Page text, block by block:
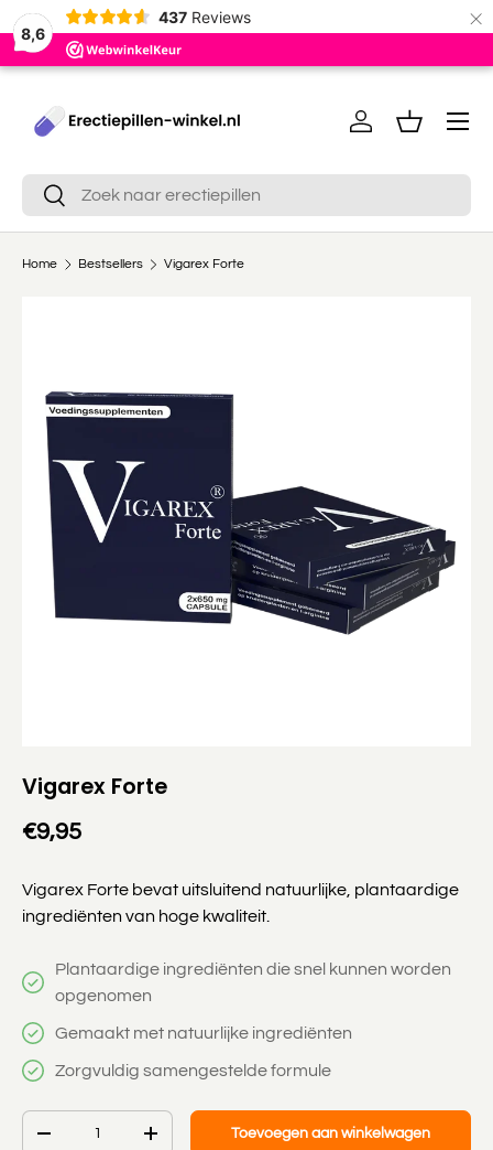
8,6
437 Reviews ×
Ga naar inhoud
Zoeken
Zoeken
InloggenMandje
Menu
Home Bestsellers Vigarex Forte
Vigarex Forte
€9,95
Vigarex Forte bevat uitsluitend natuurlijke, plantaardige
ingrediënten van hoge kwaliteit.
Plantaardige ingrediënten die snel kunnen worden
opgenomen
Gemaakt met natuurlijke ingrediënten
Zorgvuldig samengestelde formule
+ Toevoegen aan winkelwagen